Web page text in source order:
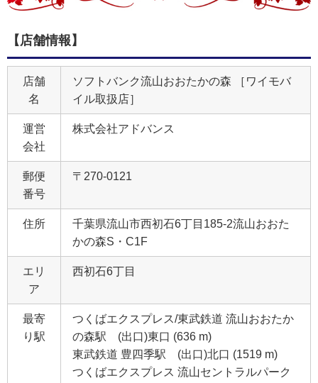
【店舗情報】
店舗
名
ソフトバンク流山おおたかの森 ［ワイモバ
イル取扱店］
運営
会社
株式会社アドバンス
郵便
番号
〒270-0121
住所
千葉県流山市西初石6丁目185‐2流山おおた
かの森S・C1F
エリ
ア
西初石6丁目
最寄
り駅
つくばエクスプレス/東武鉄道 流山おおたか
の森駅 (出口)東口 (636 m)
東武鉄道 豊四季駅 (出口)北口 (1519 m)
つくばエクスプレス 流山セントラルパーク